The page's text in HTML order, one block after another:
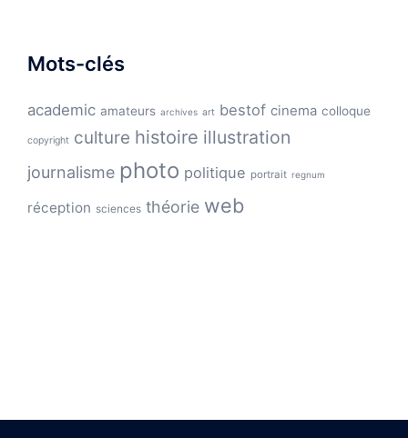
Mots-clés
academic amateurs archives art bestof cinema colloque
copyright culture histoire illustration
journalisme photo politique portrait regnum
réception sciences théorie web